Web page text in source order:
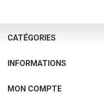
CATÉGORIES
INFORMATIONS
MON COMPTE